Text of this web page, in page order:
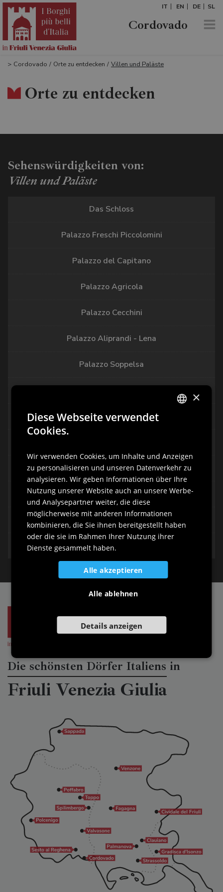
IT EN DE SL
Cordovado
> Cordovado / Orte zu entdecken / Villen und Paläste
Orte zu entdecken
Sehenswürdigkeiten von:
Villen und Paläste
Das Schloss
Palazzo Freschi Piccolomini
Palazzo del Capitano
Palazzo Agricola
Palazzo Cecchini
Palazzo Aliprandi - Lena
Palazzo Soppelsa
Casa Provedoni
Palazzo Cappellari
Palazzo Marzin
Villa Curtis Vadi
Das Rathaus
Die schönsten Dörfer Italiens in
Friuli Venezia Giulia
GERMAN
SLOVENIAN
×
Diese Webseite verwendet
Cookies.
Wir verwenden Cookies, um Inhalte und Anzeigen
zu personalisieren und unseren Datenverkehr zu
analysieren. Wir geben Informationen über Ihre
Nutzung unserer Website auch an unsere Werbe-
und Analysepartner weiter, die diese
möglicherweise mit anderen Informationen
kombinieren, die Sie ihnen bereitgestellt haben
oder die sie im Rahmen Ihrer Nutzung ihrer
Dienste gesammelt haben.
Alle akzeptieren
Alle ablehnen
Details anzeigen